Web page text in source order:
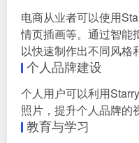
电商从业者可以使用
情页插画等。通过智能
以快速制作出不同风格
个人品牌建设
个人用户可以利用
照片，提升个人品牌的
教育与学习